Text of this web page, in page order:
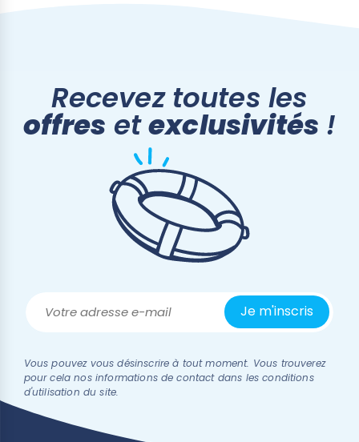
Recevez toutes les
offres etexclusivités !
Vous pouvez vous désinscrire à tout moment. Vous trouverez
pour cela nos informations de contact dans les conditions
d'utilisation du site.